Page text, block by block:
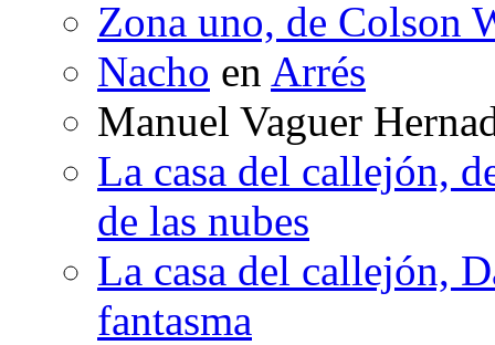
Zona uno, de Colson
Nacho en Arrés
Manuel Vaguer
La casa del callejón,
de las nubes
La casa del callejón,
fantasma